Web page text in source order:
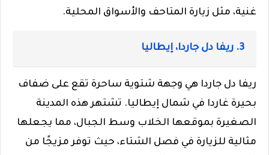
غنية، مثل زيارة المتاحف والأسواق المحلية.
3. ريفا دل جاردا، إيطاليا
ريفا دل جاردا هي وجهة شتوية ساحرة تقع على ضفاف
بحيرة غاردا في شمال إيطاليا. تشتهر هذه المدينة
الصغيرة بموقعها الخلاب وسط الجبال، مما يجعلها
مثالية للزيارة في فصل الشتاء، حيث توفر مزيجًا من